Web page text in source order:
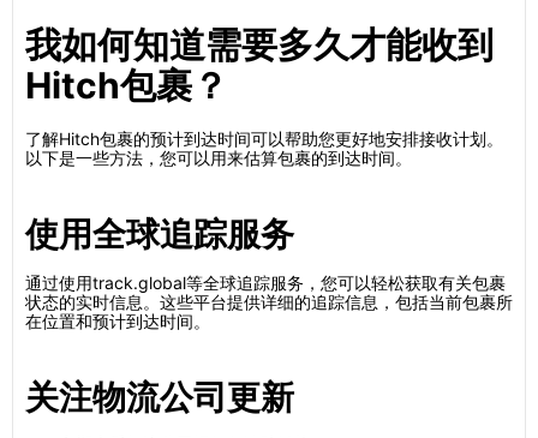
我如何知道需要多久才能收到
Hitch包裹？
了解Hitch包裹的预计到达时间可以帮助您更好地安排接收计划。
以下是一些方法，您可以用来估算包裹的到达时间。
使用全球追踪服务
通过使用track.global等全球追踪服务，您可以轻松获取有关包裹
状态的实时信息。这些平台提供详细的追踪信息，包括当前包裹所
在位置和预计到达时间。
关注物流公司更新